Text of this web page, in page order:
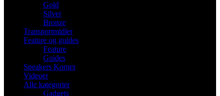
Gold
Silver
Bronze
Transportmidler
Feature og guides
Feature
Guides
Speakers Korner
Videoer
Alle kategorier
Gadgets